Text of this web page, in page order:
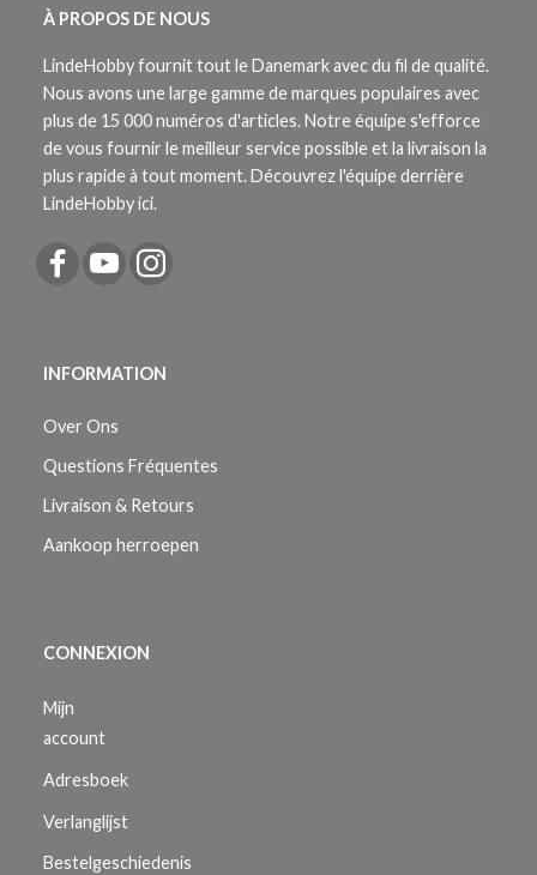
À PROPOS DE NOUS
LindeHobby fournit tout le Danemark avec du fil de qualité.
Nous avons une large gamme de marques populaires avec
plus de 15 000 numéros d'articles. Notre équipe s'efforce
de vous fournir le meilleur service possible et la livraison la
plus rapide à tout moment. Découvrez l'équipe derrière
LindeHobby ici.
INFORMATION
Over Ons
Questions Fréquentes
Livraison & Retours
Aankoop herroepen
CONNEXION
Mijn
account
Adresboek
Verlanglijst
Bestelgeschiedenis